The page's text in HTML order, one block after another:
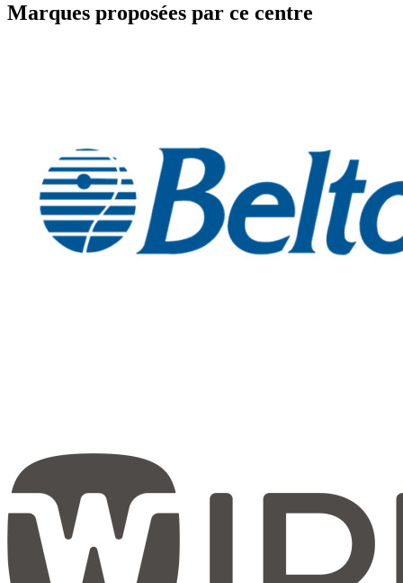
Marques proposées par ce centre